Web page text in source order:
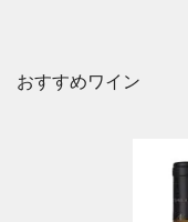
おすすめワイン